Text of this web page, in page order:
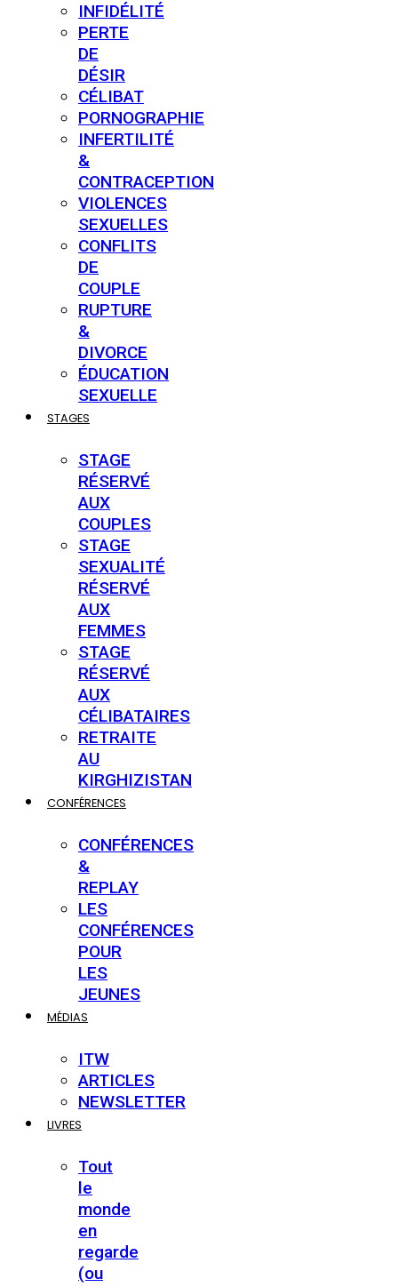
INFIDÉLITÉ
PERTE
DE
DÉSIR
CÉLIBAT
PORNOGRAPHIE
INFERTILITÉ
&
CONTRACEPTION
VIOLENCES
SEXUELLES
CONFLITS
DE
COUPLE
RUPTURE
&
DIVORCE
ÉDUCATION
SEXUELLE
STAGES
STAGE
RÉSERVÉ
AUX
COUPLES
STAGE
SEXUALITÉ
RÉSERVÉ
AUX
FEMMES
STAGE
RÉSERVÉ
AUX
CÉLIBATAIRES
RETRAITE
AU
KIRGHIZISTAN
CONFÉRENCES
CONFÉRENCES
&
REPLAY
LES
CONFÉRENCES
POUR
LES
JEUNES
MÉDIAS
ITW
ARTICLES
NEWSLETTER
LIVRES
Tout
le
monde
en
regarde
(ou